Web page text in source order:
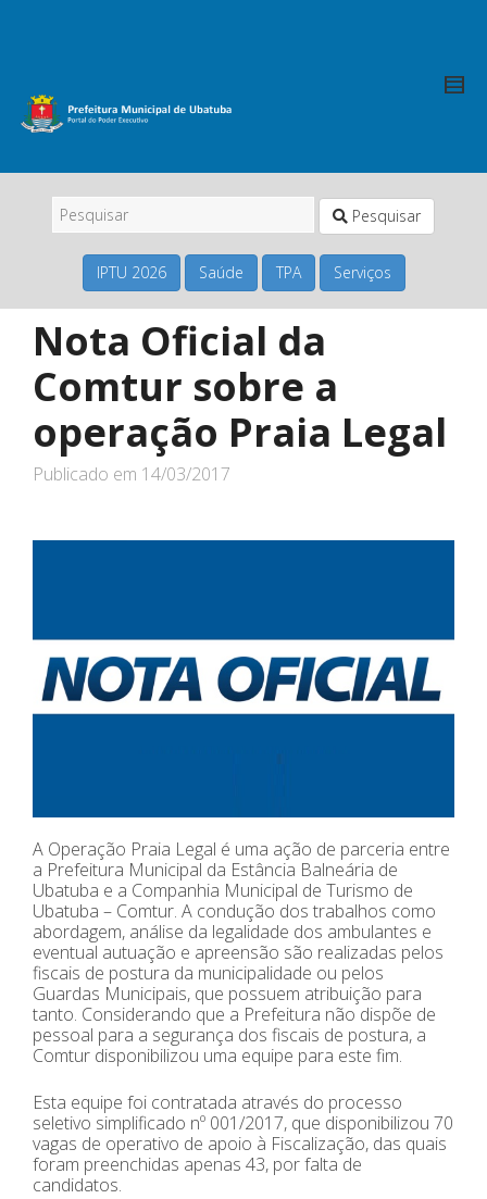
Pesquisar
IPTU 2026 Saúde TPA Serviços
Nota Oficial da
Comtur sobre a
operação Praia Legal
Publicado em 14/03/2017
A Operação Praia Legal é uma ação de parceria entre
a Prefeitura Municipal da Estância Balneária de
Ubatuba e a Companhia Municipal de Turismo de
Ubatuba – Comtur. A condução dos trabalhos como
abordagem, análise da legalidade dos ambulantes e
eventual autuação e apreensão são realizadas pelos
fiscais de postura da municipalidade ou pelos
Guardas Municipais, que possuem atribuição para
tanto. Considerando que a Prefeitura não dispõe de
pessoal para a segurança dos fiscais de postura, a
Comtur disponibilizou uma equipe para este fim.
Esta equipe foi contratada através do processo
seletivo simplificado nº 001/2017, que disponibilizou 70
vagas de operativo de apoio à Fiscalização, das quais
foram preenchidas apenas 43, por falta de
candidatos.